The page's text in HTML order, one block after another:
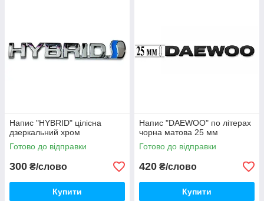
Напис "HYBRID" цілісна
дзеркальний хром
Готово до відправки
300 ₴/слово
Купити
Напис "DAEWOO" по літерах
чорна матова 25 мм
Готово до відправки
420 ₴/слово
Купити